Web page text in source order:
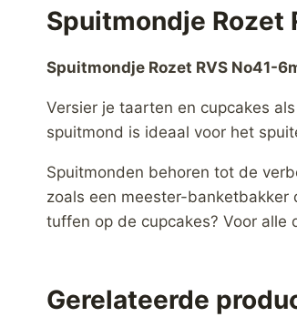
Spuitmondje Rozet
Spuitmondje Rozet RVS No41-
Versier je taarten en cupcakes
spuitmond is ideaal voor het
Spuitmonden behoren tot de
zoals een meester-
tuffen op de cupcakes? Voor
Gerelateerde